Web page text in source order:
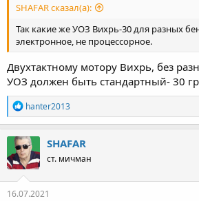
SHAFAR сказал(а):
Так какие же УОЗ Вихрь-30 для разных
электронное, не процессорное.
Двухтактному мотору Вихрь, без
УОЗ должен быть стандартный- 30
Р
е
а
к
ц
и
и
:
hanter2013
SHAFAR
ст. мичман
16.07.2021